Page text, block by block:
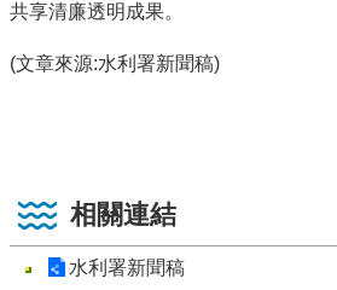
共享清廉透明成果。
(文章來源:水利署新聞稿)
相關連結
水利署新聞稿